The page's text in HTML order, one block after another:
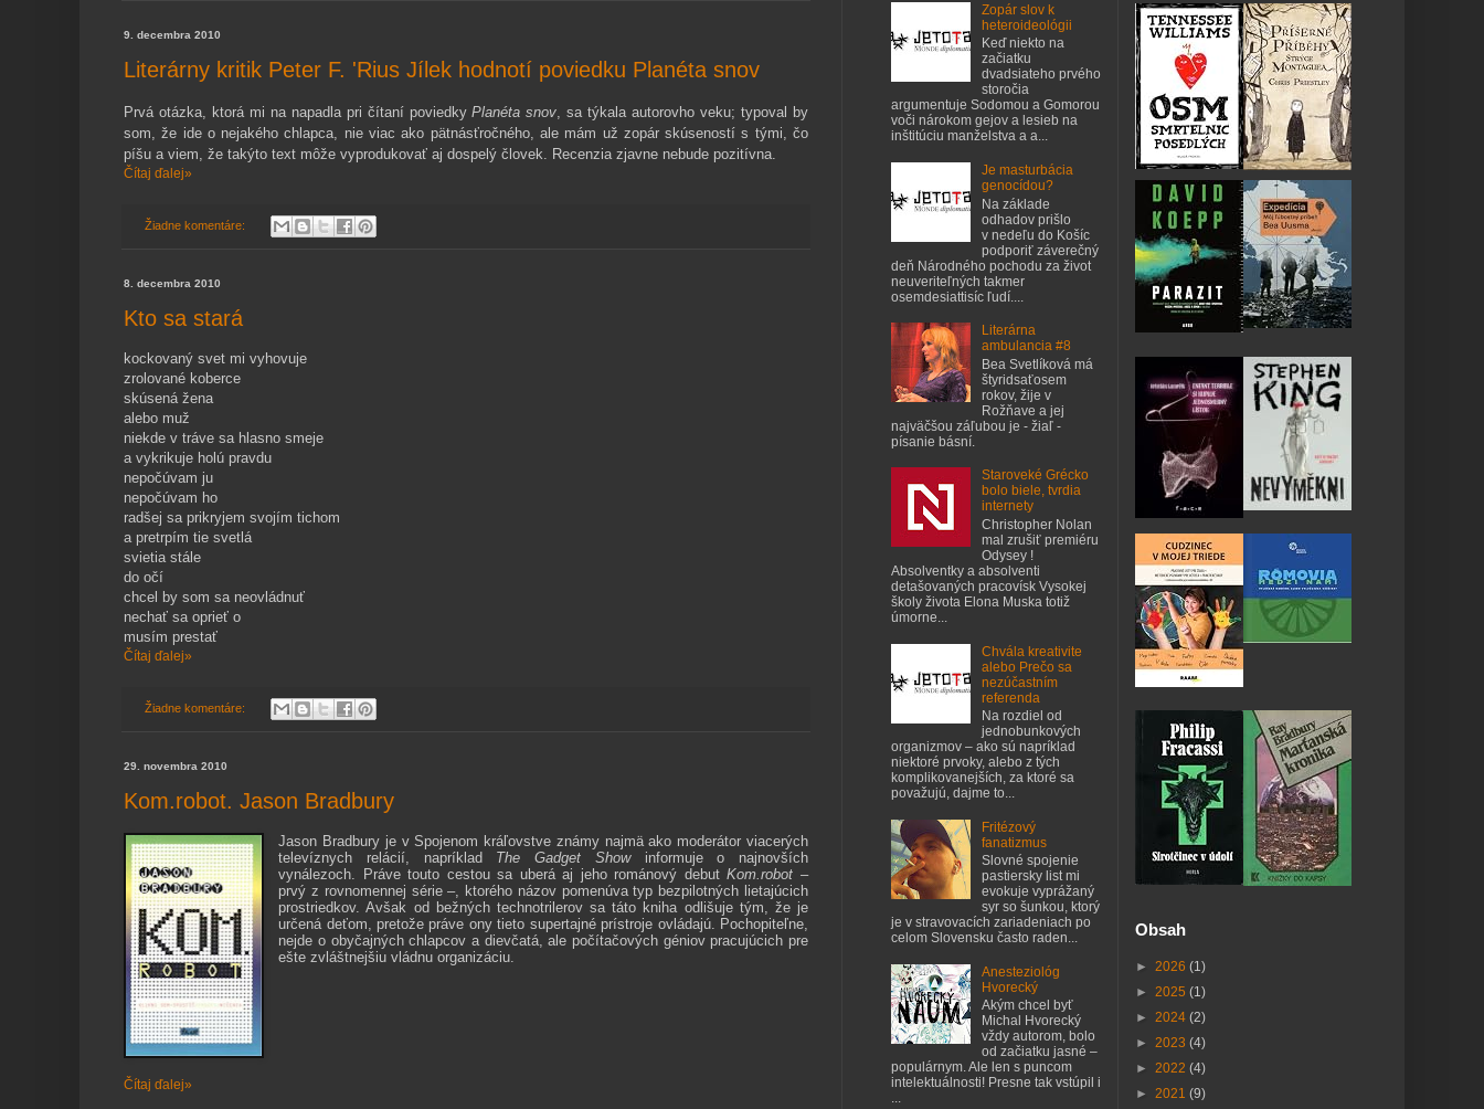
9. decembra 2010
Literárny kritik Peter F. 'Rius Jílek hodnotí poviedku Planéta snov
Prvá otázka, ktorá mi na napadla pri čítaní poviedkyPlanéta snov , sa týkala autorovho veku; typoval by
som, že ide o nejakého chlapca, nie viac ako pätnásťročného, ale mám už zopár skúseností s tými, čo
píšu a viem, že takýto text môže vyprodukovať aj dospelý človek. Recenzia zjavne nebude pozitívna.
Čítaj ďalej»
Žiadne komentáre:
8. decembra 2010
Kto sa stará
kockovaný svet mi vyhovuje
zrolované koberce
skúsená žena
alebo muž
niekde v tráve sa hlasno smeje
a vykrikuje holú pravdu
nepočúvam ju
nepočúvam ho
radšej sa prikryjem svojím tichom
a pretrpím tie svetlá
svietia stále
do očí
chcel by som sa neovládnuť
nechať sa oprieť o
musím prestať
Čítaj ďalej»
Žiadne komentáre:
29. novembra 2010
Kom.robot. Jason Bradbury
Jason Bradbury je v Spojenom kráľovstve známy najmä ako moderátor viacerých
televíznych relácií, napríklad The Gadget Showinformuje o najnovších
vynálezoch. Práve touto cestou sa uberá aj jeho románový debutKom.robot –
prvý z rovnomennej série –, ktorého názov pomenúva typ bezpilotných lietajúcich
prostriedkov. Avšak od bežných technotrilerov sa táto kniha odlišuje tým, že je
určená deťom, pretože práve ony tieto supertajné prístroje ovládajú. Pochopiteľne,
nejde o obyčajných chlapcov a dievčatá, ale počítačových géniov pracujúcich pre
ešte zvláštnejšiu vládnu organizáciu.
Čítaj ďalej»
Zopár slov k
heteroideológii
Keď niekto na
začiatku
dvadsiateho prvého
storočia
argumentuje Sodomou a Gomorou
voči nárokom gejov a lesieb na
inštitúciu manželstva a a...
Je masturbácia
genocídou?
Na základe
odhadov prišlo
v nedeľu do Košíc
podporiť záverečný
deň Národného pochodu za život
neuveriteľných takmer
osemdesiattisíc ľudí....
Literárna
ambulancia #8
Bea Svetlíková má
štyridsaťosem
rokov, žije v
Rožňave a jej
najväčšou záľubou je - žiaľ -
písanie básní.
Staroveké Grécko
bolo biele, tvrdia
internety
Christopher Nolan
mal zrušiť premiéru
Odysey !
Absolventky a absolventi
detašovaných pracovísk Vysokej
školy života Elona Muska totiž
úmorne...
Chvála kreativite
alebo Prečo sa
nezúčastním
referenda
Na rozdiel od
jednobunkových
organizmov – ako sú napríklad
niektoré prvoky, alebo z tých
komplikovanejších, za ktoré sa
považujú, dajme to...
Fritézový
fanatizmus
Slovné spojenie
pastiersky list mi
evokuje vyprážaný
syr so šunkou, ktorý
je v stravovacích zariadeniach po
celom Slovensku často raden...
Anesteziológ
Hvorecký
Akým chcel byť
Michal Hvorecký
vždy autorom, bolo
od začiatku jasné –
populárnym. Ale len s puncom
intelektuálnosti! Presne tak vstúpil i
...
Obsah
► 2026 (1)
► 2025 (1)
► 2024 (2)
► 2023 (4)
► 2022 (4)
► 2021 (9)